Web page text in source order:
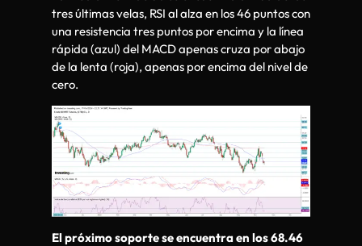
tres últimas velas, RSI al alza en los 46 puntos con
una resistencia tres puntos por encima y la línea
rápida (azul) del MACD apenas cruza por abajo
de la lenta (roja), apenas por encima del nivel de
cero.
El próximo soporte se encuentra en los 68.46